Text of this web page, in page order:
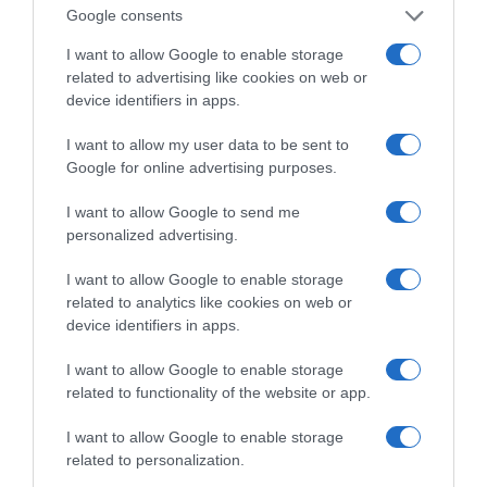
Google consents
I want to allow Google to enable storage
related to advertising like cookies on web or
device identifiers in apps.
I want to allow my user data to be sent to
Google for online advertising purposes.
I want to allow Google to send me
personalized advertising.
I want to allow Google to enable storage
related to analytics like cookies on web or
device identifiers in apps.
I want to allow Google to enable storage
related to functionality of the website or app.
I want to allow Google to enable storage
related to personalization.
Η ΣΤΗΛΗ ΜΑΣ
της Ζωής μας
Οι άνθρωποι, οι αυθεντικές ιστορίες,